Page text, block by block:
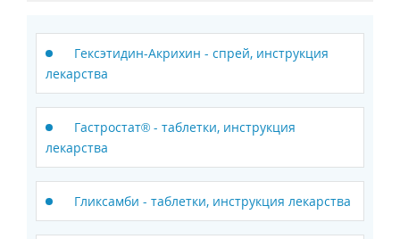
Гексэтидин-Акрихин - спрей, инструкция
лекарства
Гастростат® - таблетки, инструкция
лекарства
Гликсамби - таблетки, инструкция лекарства